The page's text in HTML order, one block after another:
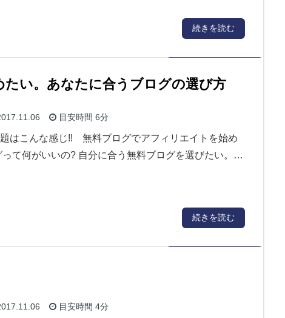
続きを読む
い。あなたに合うブログの選び方
目安時間 6分
はこんな感じ!! 無料ブログでアフィリエイトを始め
って何がいいの? 自分に合う無料ブログを選びたい。…
続きを読む
目安時間 4分